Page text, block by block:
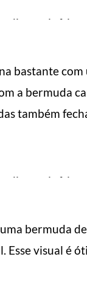
bastante
a bermuda
também
bermuda
Esse visual é